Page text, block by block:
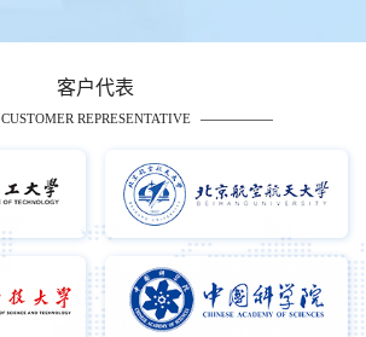
客户代表
CUSTOMER REPRESENTATIVE